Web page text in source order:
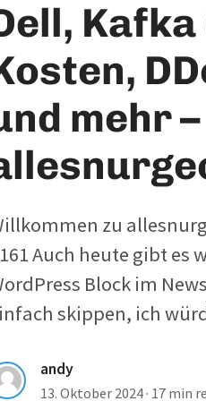
Kafka
mehr –
zu
Auch heute gibt es
Block im
skippen, ich
andy
13. Oktober 2024 · 17 min